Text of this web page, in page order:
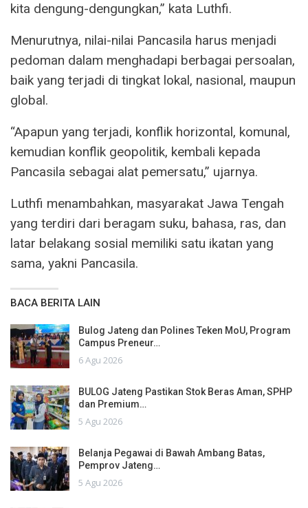
kita dengung-dengungkan,” kata Luthfi.
Menurutnya, nilai-nilai Pancasila harus menjadi
pedoman dalam menghadapi berbagai persoalan,
baik yang terjadi di tingkat lokal, nasional, maupun
global.
“Apapun yang terjadi, konflik horizontal, komunal,
kemudian konflik geopolitik, kembali kepada
Pancasila sebagai alat pemersatu,” ujarnya.
Luthfi menambahkan, masyarakat Jawa Tengah
yang terdiri dari beragam suku, bahasa, ras, dan
latar belakang sosial memiliki satu ikatan yang
sama, yakni Pancasila.
BACA BERITA LAIN
Bulog Jateng dan Polines Teken MoU, Program
Campus Preneur…
6 Agu 2026
BULOG Jateng Pastikan Stok Beras Aman, SPHP
dan Premium…
5 Agu 2026
Belanja Pegawai di Bawah Ambang Batas,
Pemprov Jateng…
5 Agu 2026